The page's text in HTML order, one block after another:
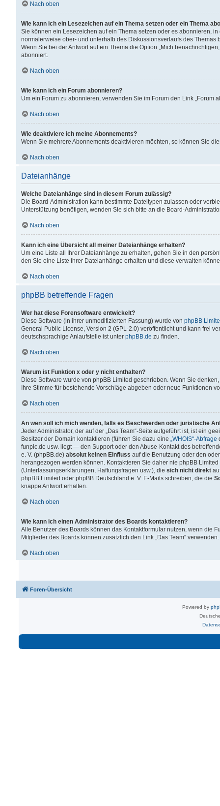
Nach oben
Wie kann ich ein Lesezeichen auf ein Thema setzen oder ein Thema
Sie können ein Lesezeichen auf ein Thema setzen oder es abonnieren,
normalerweise ober- und unterhalb des Diskussionsverlaufs des Themas
Wenn Sie bei der Antwort auf ein Thema die Option „Mich
abonniert.
Nach oben
Wie kann ich ein Forum abonnieren?
Um ein Forum zu abonnieren, verwenden Sie im Forum den Link „Forum
Nach oben
Wie deaktiviere ich meine Abonnements?
Wenn Sie mehrere Abonnements deaktivieren möchten, so können Sie
Nach oben
Dateianhänge
Welche Dateianhänge sind in diesem Forum zulässig?
Die Board-Administration kann bestimmte Dateitypen zulassen oder
Unterstützung benötigen, wenden Sie sich bitte an die Board-
Nach oben
Kann ich eine Übersicht all meiner Dateianhänge erhalten?
Um eine Liste all Ihrer Dateianhänge zu erhalten, gehen Sie in den
den Sie eine Liste Ihrer Dateianhänge erhalten und diese verwalten
Nach oben
phpBB betreffende Fragen
Wer hat diese Forensoftware entwickelt?
Diese Software (in ihrer unmodifizierten Fassung) wurde von phpBB
General Public License, Version 2 (GPL-2.0) veröffentlicht und kann frei
deutschsprachige Anlaufstelle ist unter phpBB.de zu finden.
Nach oben
Warum ist Funktion x oder y nicht enthalten?
Diese Software wurde von phpBB Limited geschrieben. Wenn Sie
Ihre Stimme für bestehende Vorschläge abgeben oder neue Funktionen
Nach oben
An wen soll ich mich wenden, falls es Beschwerden oder juristische
Jeder Administrator, der auf der „Das Team“-Seite aufgeführt ist, ist ein
Besitzer der Domain kontaktieren (führen Sie dazu eine „WHOIS“-Abfrage
funpic.de usw. liegt — den Support oder den Abuse-Kontakt des
e. V. (phpBB.de) absolut keinen Einfluss auf die Benutzung oder den
herangezogen werden können. Kontaktieren Sie daher nie phpBB
(Unterlassungserklärungen, Haftungsfragen usw.), die sich nicht direkt
phpBB Limited oder phpBB Deutschland e. V. E-Mails schreiben, die die
knappe Antwort erhalten.
Nach oben
Wie kann ich einen Administrator des Boards kontaktieren?
Alle Benutzer des Boards können das Kontaktformular nutzen, wenn die
Mitglieder des Boards können zusätzlich den Link „Das Team“ verwenden.
Nach oben
Foren-Übersicht
Powered by